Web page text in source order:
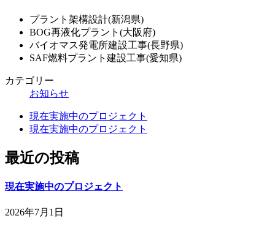
プラント架構設計(新潟県)
BOG再液化プラント(大阪府)
バイオマス発電所建設工事(長野県)
SAF燃料プラント建設工事(愛知県)
カテゴリー
お知らせ
現在実施中のプロジェクト
現在実施中のプロジェクト
最近の投稿
現在実施中のプロジェクト
2026年7月1日